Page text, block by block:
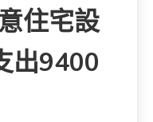
住宅設
出9400